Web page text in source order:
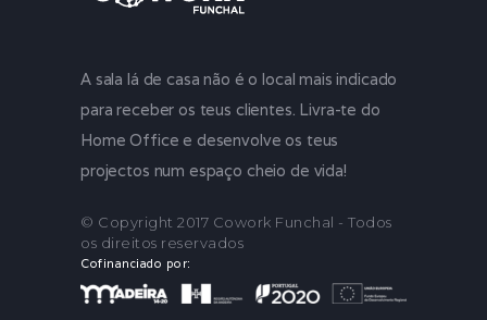
A sala lá de casa não é o local mais indicado
para receber os teus clientes. Livra-te do
Home Office e desenvolve os teus
projectos num espaço cheio de vida!
© Copyright 2017 Cowork Funchal - Todos
os direitos reservados
Cofinanciado por: